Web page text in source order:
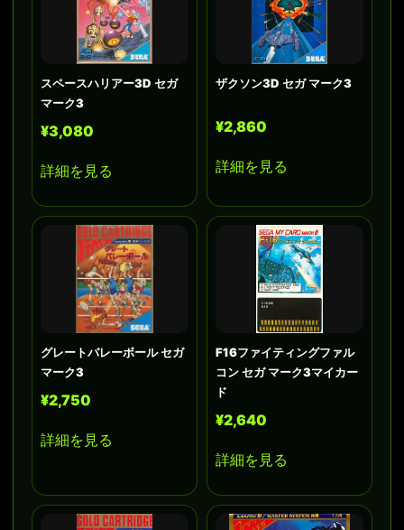
スペースハリアー3D セガ
マーク3
¥3,080
詳細を見る
ザクソン3D セガ マーク3
¥2,860
詳細を見る
グレートバレーボール セガ
マーク3
¥2,750
詳細を見る
F16ファイティングファル
コン セガ マーク3マイカー
ド
¥2,640
詳細を見る